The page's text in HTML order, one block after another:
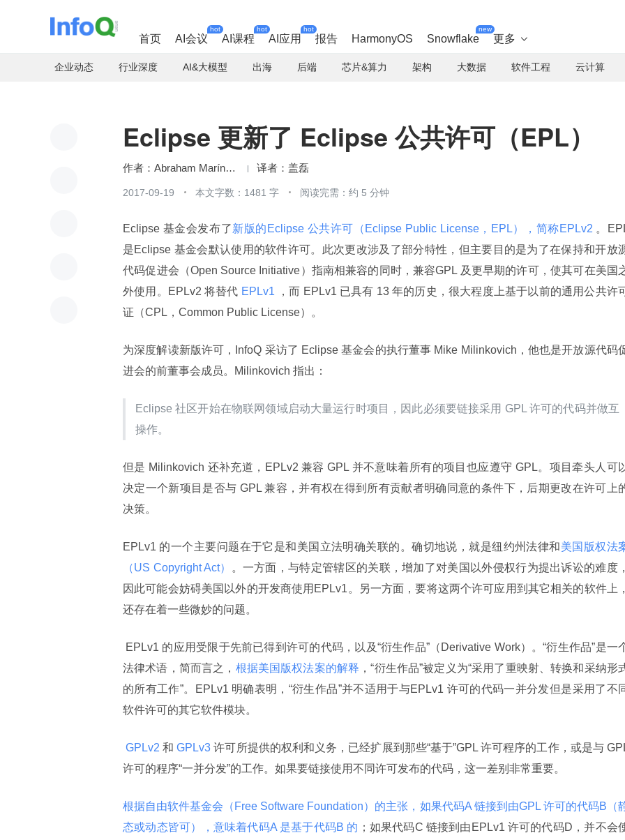
首页 AI会议
hot
AI课程
hot
AI应用
hot
报告 HarmonyOS Snowflake
new
更多 
企业动态 行业深度 AI&大模型 出海 后端 芯片&算力 架构 大数据 软件工程 云计算
Eclipse 更新了 Eclipse 公共许可（EPL）
Abraham Marín Pérez 盖磊
2017-09-19 本文字数：1481 字 阅读完需：约 5 分钟
Eclipse 基金会发布了新版的Eclipse 公共许可（Eclipse Public License，EPL），简称EPLv2 。
是Eclipse 基金会默认使用的软件许可。此次更改涉及了部分特性，但主要目的是为了在保持和开放
代码促进会（Open Source Initiative）指南相兼容的同时，兼容GPL 及更早期的许可，使其可在美国
外使用。EPLv2 将替代 EPLv1
，而 EPLv1 已具有 13 年的历史，很大程度上基于以前的通用公共许
证（CPL，Common Public License）。
为深度解读新版许可，InfoQ 采访了 Eclipse 基金会的执行董事 Mike Milinkovich，他也是开放源代码
进会的前董事会成员。Milinkovich 指出：
Eclipse 社区开始在物联网领域启动大量运行时项目，因此必须要链接采用 GPL 许可的代码并做互
操作。
但是 Milinkovich 还补充道，EPLv2 兼容 GPL 并不意味着所有的项目也应遵守 GPL。项目牵头人可
决定一个新项目是否与 GPL 兼容，并有权在得到所有贡献者明确同意的条件下，后期更改在许可上
决策。
EPLv1 的一个主要问题在于它是和美国立法明确关联的。确切地说，就是纽约州法律和美国版权法
（US Copyright Act）
。一方面，与特定管辖区的关联，增加了对美国以外侵权行为提出诉讼的难度，
因此可能会妨碍美国以外的开发商使用EPLv1。另一方面，要将这两个许可应用到其它相关的软件上，
还存在着一些微妙的问题。
法律术语，简而言之， 根据美国版权法案的解释 ，“衍生作品”被定义为“采用了重映射、转换和采纳形
的所有工作”。EPLv1 明确表明，“衍生作品”并不适用于与EPLv1 许可的代码一并分发但是采用了不
软件许可的其它软件模块。
GPLv2 和 GPLv3 许可所提供的权利和义务，已经扩展到那些“基于”GPL 许可程序的工作，或是与
许可的程序“一并分发”的工作。如果要链接使用不同许可发布的代码，这一差别非常重要。
根据自由软件基金会（Free Software Foundation）的主张，如果代码A 链接到由GPL 许可的代码B（
态或动态皆可），意味着代码A 是基于代码B 的 ；如果代码C 链接到由EPLv1 许可的代码D，并不会